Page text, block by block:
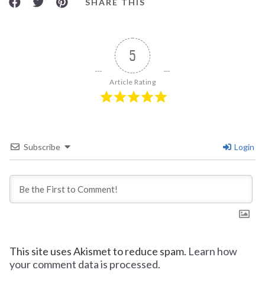
5
Article Rating
Subscribe Login
This site uses Akismet to reduce spam. Learn how
your comment data is processed.